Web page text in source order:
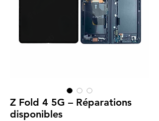
Z Fold 4 5G – Réparations
disponibles